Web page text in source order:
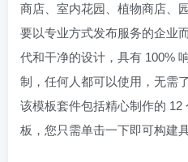
商店、室内花园、植物商店、
要以专业方式发布服务的企业
代和干净的设计，具有 100%
制，任何人都可以使用，无需
该模板套件包括精心制作的 12
板，您只需单击一下即可构建